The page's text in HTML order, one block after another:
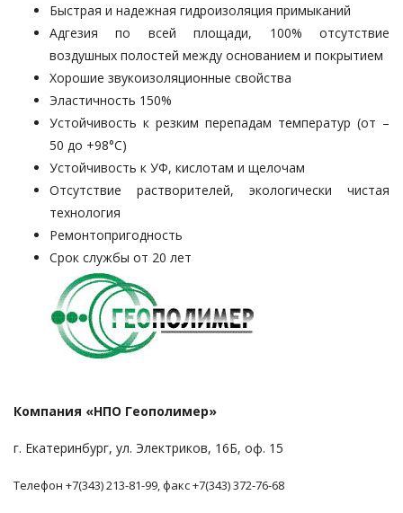
Быстрая и надежная гидроизоляция примыканий
Адгезия по всей площади, 100% отсутствие
воздушных полостей между основанием и покрытием
­Хорошие звукоизоляционные свойства
Эластичность 150%
Устойчивость к резким перепадам температур ­(от –
50 до +98°С)
Устойчивость к УФ, кислотам и щелочам
Отсутствие растворителей, экологически чистая
технология
Ремонтопригодность
Срок службы от 20 лет
Компания «НПО Геополимер»
г. Екатеринбург, ул. Электриков, 16Б, оф. 15
Телефон +7(343) 213-81-99, факс +7(343) 372-76-68